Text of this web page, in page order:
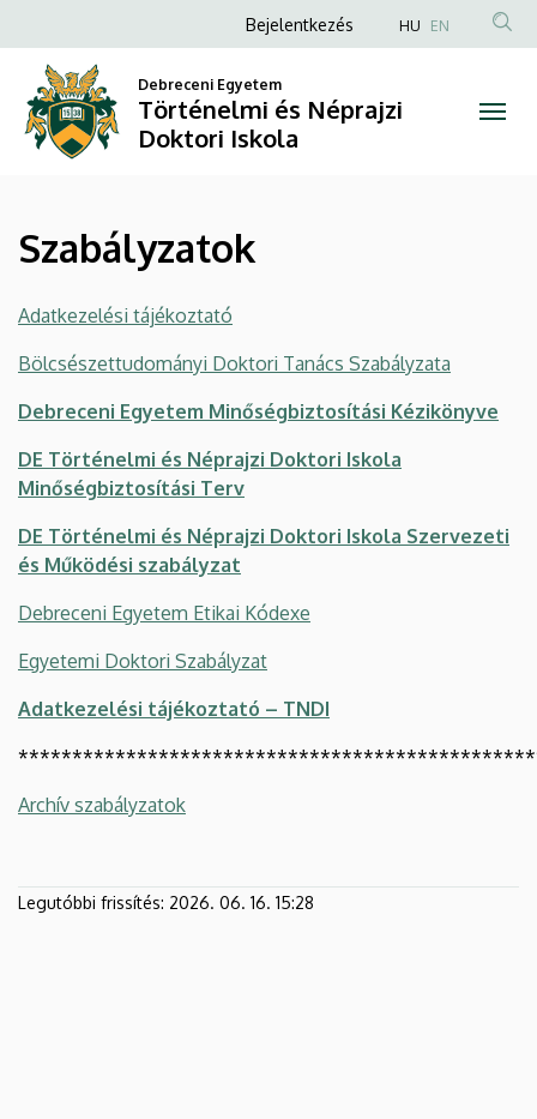
Történelmi
Néprajzi
Doktori
Iskola
a
tartalomra
Anonim
fiók
menüje
Bejelentkezés HU EN
Debreceni Egyetem
Történelmi és Néprajzi
Doktori Iskola
Szabályzatok
Adatkezelési tájékoztató
Bölcsészettudományi Doktori Tanács Szabályzata
Debreceni Egyetem Minőségbiztosítási Kézikönyve
DE Történelmi és Néprajzi Doktori Iskola
Minőségbiztosítási Terv
DE Történelmi és Néprajzi Doktori Iskola Szervezeti
és Működési szabályzat
Debreceni Egyetem Etikai Kódexe
Egyetemi Doktori Szabályzat
Adatkezelési tájékoztató – TNDI
Archív szabályzatok
Legutóbbi frissítés: 2026. 06. 16. 15:28